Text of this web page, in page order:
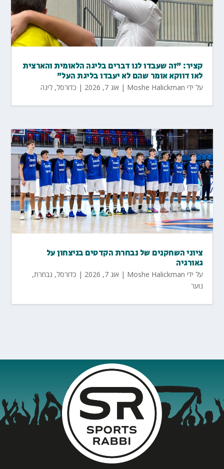
קציר: "זה שעבדו לנו דברים בליגה הלאומית והארצית
לאו דווקא אומר שהם לא יעבדו בליגת העל"
על ידי Moshe Halickman
| אוג 7, 2026 | כדורסל,ליגה
ציוני השחקנים של נבחרת הקדטים בניצחון על
גאורגיה
על ידי Moshe Halickman
| אוג 7, 2026 | כדורסל, נבחרת,
נוער